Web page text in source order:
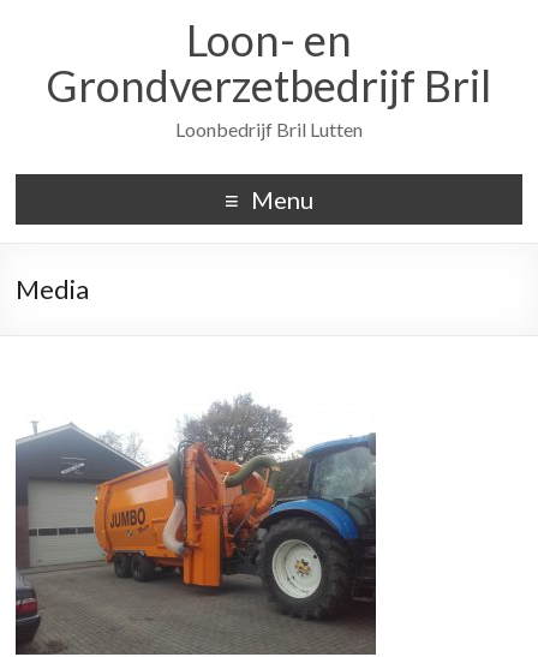
Loon- en
Grondverzetbedrijf Bril
Loonbedrijf Bril Lutten
Menu
Media